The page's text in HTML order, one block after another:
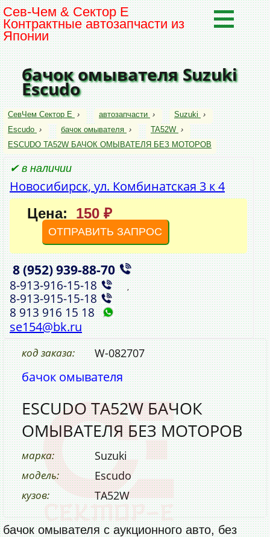
Сев-Чем & Сектор Е
Контрактные автозапчасти из
Японии
бачок омывателя Suzuki
Escudo
СевЧем Сектор Е › автозапчасти › Suzuki ›
Escudo › бачок омывателя › TA52W ›
ESCUDO TA52W БАЧОК ОМЫВАТЕЛЯ БЕЗ МОТОРОВ
✔ в наличии
Новосибирск, ул. Комбинатская 3 к 4
Цена: 150 ₽
ОТПРАВИТЬ ЗАПРОС
8 (952)939‑88‑70 ,
8‑913‑916‑15‑18 ,
8‑913‑915‑15‑18
8 913 916 15 18
se154@bk.ru
код заказа: W-082707
бачок омывателя
ESCUDO TA52W БАЧОК
ОМЫВАТЕЛЯ БЕЗ МОТОРОВ
марка: Suzuki
модель: Escudo
кузов: TA52W
бачок омывателя с аукционного авто, без